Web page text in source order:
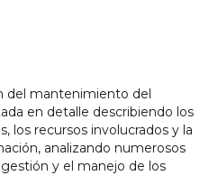
del mantenimiento del
en detalle describiendo los
los recursos involucrados y la
analizando numerosos
y el manejo de los